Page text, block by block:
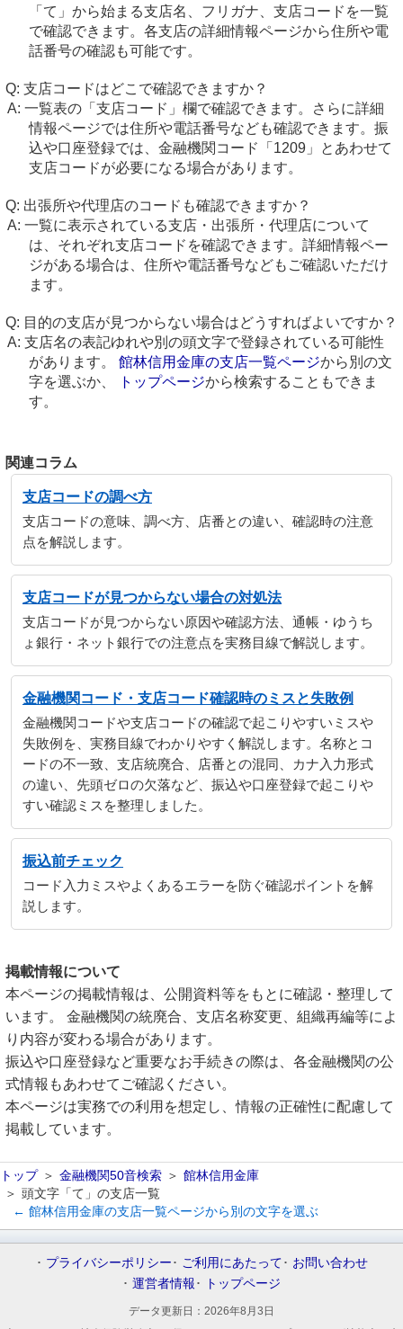
「て」から始まる支店名、フリガナ、支店コードを一覧
で確認できます。各支店の詳細情報ページから住所や電
話番号の確認も可能です。
支店コードはどこで確認できますか？
一覧表の「支店コード」欄で確認できます。さらに詳細
情報ページでは住所や電話番号なども確認できます。振
込や口座登録では、金融機関コード「1209」とあわせて
支店コードが必要になる場合があります。
出張所や代理店のコードも確認できますか？
一覧に表示されている支店・出張所・代理店について
は、それぞれ支店コードを確認できます。詳細情報ペー
ジがある場合は、住所や電話番号などもご確認いただけ
ます。
目的の支店が見つからない場合はどうすればよいですか？
支店名の表記ゆれや別の頭文字で登録されている可能性
があります。 館林信用金庫の支店一覧ページから別の文
字を選ぶか、
トップページから検索することもできま
す。
関連コラム
支店コードの調べ方
支店コードの意味、調べ方、店番との違い、確認時の注意
点を解説します。
支店コードが見つからない場合の対処法
支店コードが見つからない原因や確認方法、通帳・ゆうち
ょ銀行・ネット銀行での注意点を実務目線で解説します。
金融機関コード・支店コード確認時のミスと失敗例
金融機関コードや支店コードの確認で起こりやすいミスや
失敗例を、実務目線でわかりやすく解説します。名称とコ
ードの不一致、支店統廃合、店番との混同、カナ入力形式
の違い、先頭ゼロの欠落など、振込や口座登録で起こりや
すい確認ミスを整理しました。
振込前チェック
コード入力ミスやよくあるエラーを防ぐ確認ポイントを解
説します。
掲載情報について
本ページの掲載情報は、公開資料等をもとに確認・整理して
います。 金融機関の統廃合、支店名称変更、組織再編等によ
り内容が変わる場合があります。
振込や口座登録など重要なお手続きの際は、各金融機関の公
式情報もあわせてご確認ください。
本ページは実務での利用を想定し、情報の正確性に配慮して
掲載しています。
トップ 金融機関50音検索
館林信用金庫
頭文字「て」の支店一覧
← 館林信用金庫の支店一覧ページから別の文字を選ぶ
プライバシーポリシー ご利用にあたって
お問い合わせ
運営者情報
トップページ
データ更新日： 2026年8月3日